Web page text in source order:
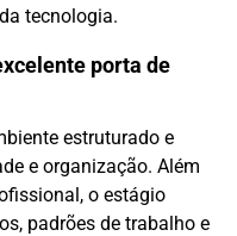
tecnologia.
porta de
estruturado e
e organização. Além
o estágio
padrões de trabalho e